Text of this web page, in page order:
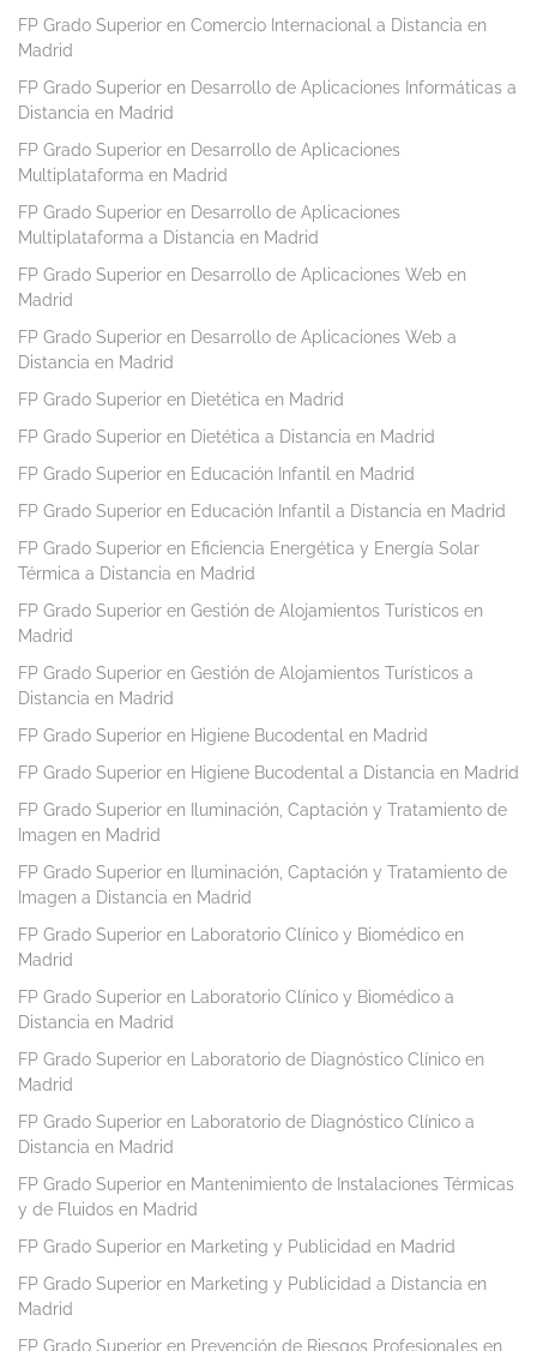
FP Grado Superior en Comercio Internacional a Distancia en
Madrid
FP Grado Superior en Desarrollo de Aplicaciones Informáticas a
Distancia en Madrid
FP Grado Superior en Desarrollo de Aplicaciones
Multiplataforma en Madrid
FP Grado Superior en Desarrollo de Aplicaciones
Multiplataforma a Distancia en Madrid
FP Grado Superior en Desarrollo de Aplicaciones Web en
Madrid
FP Grado Superior en Desarrollo de Aplicaciones Web a
Distancia en Madrid
FP Grado Superior en Dietética en Madrid
FP Grado Superior en Dietética a Distancia en Madrid
FP Grado Superior en Educación Infantil en Madrid
FP Grado Superior en Educación Infantil a Distancia en Madrid
FP Grado Superior en Eficiencia Energética y Energía Solar
Térmica a Distancia en Madrid
FP Grado Superior en Gestión de Alojamientos Turísticos en
Madrid
FP Grado Superior en Gestión de Alojamientos Turísticos a
Distancia en Madrid
FP Grado Superior en Higiene Bucodental en Madrid
FP Grado Superior en Higiene Bucodental a Distancia en Madrid
FP Grado Superior en Iluminación, Captación y Tratamiento de
Imagen en Madrid
FP Grado Superior en Iluminación, Captación y Tratamiento de
Imagen a Distancia en Madrid
FP Grado Superior en Laboratorio Clínico y Biomédico en
Madrid
FP Grado Superior en Laboratorio Clínico y Biomédico a
Distancia en Madrid
FP Grado Superior en Laboratorio de Diagnóstico Clínico en
Madrid
FP Grado Superior en Laboratorio de Diagnóstico Clínico a
Distancia en Madrid
FP Grado Superior en Mantenimiento de Instalaciones Térmicas
y de Fluidos en Madrid
FP Grado Superior en Marketing y Publicidad en Madrid
FP Grado Superior en Marketing y Publicidad a Distancia en
Madrid
FP Grado Superior en Prevención de Riesgos Profesionales en